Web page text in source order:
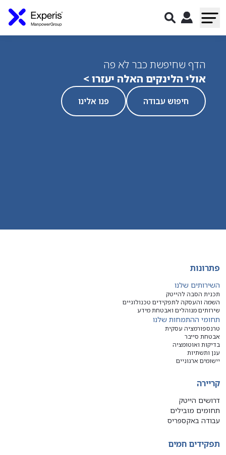
הדף שחיפשת כבר לא פה
אולי הלינקים האלה יעזרו >
חיפוש עבודה פנו אלינו
פתרונות
השירותים שלנו
תכנית הסבה להייטק
השמה והעסקה לתפקידים טכנולוגיים
שירותים מנוהלים ואבטחת מידע
תחומי ההתמחות שלנו
טרנספורמציה עסקית
אבטחת סייבר
בדיקות ואוטומציה
ענן ותשתיות
יישומים ארגוניים
קריירה
דרושים הייטק
תחומים מובילים
עבודה באקספריס
תפקידים חמים